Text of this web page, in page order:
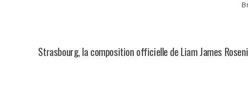
Strasbourg, la composition officielle de Liam James